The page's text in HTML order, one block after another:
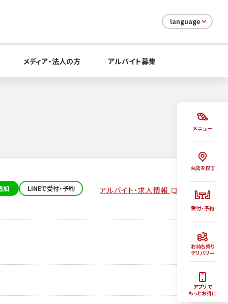
メニュー
お店を探す
受付・予約
お持ち帰り
デリバリー
アプリで
もっとお得に
language
メディア・法人の方 アルバイト募集
加 LINEで受付・予約 アルバイト・求人情報